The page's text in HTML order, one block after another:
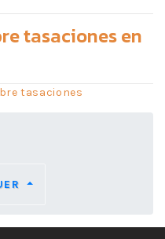
tasaciones en
tasaciones